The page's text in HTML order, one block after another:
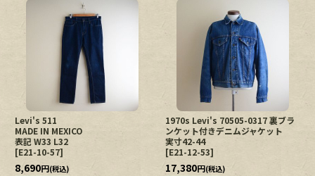
Levi's 511
MADE IN MEXICO
表記 W33 L32
[E21-10-57]
8,690円(税込)
1970s Levi's 70505-0317 裏ブラ
ンケット付きデニムジャケット
実寸42-44
[E21-12-53]
17,380円(税込)